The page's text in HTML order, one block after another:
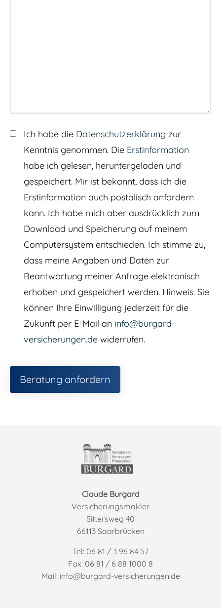
Ich habe die Datenschutzerklärung zur
Kenntnis genommen. Die Erstinformation
habe ich gelesen, heruntergeladen und
gespeichert. Mir ist bekannt, dass ich die
Erstinformation auch postalisch anfordern
kann. Ich habe mich aber ausdrücklich zum
Download und Speicherung auf meinem
Computersystem entschieden. Ich stimme zu,
dass meine Angaben und Daten zur
Beantwortung meiner Anfrage elektronisch
erhoben und gespeichert werden. Hinweis: Sie
können Ihre Einwilligung jederzeit für die
Zukunft per E-Mail an info@burgard-
versicherungen.de widerrufen.
Claude Burgard
Versicherungsmakler
Sittersweg 40
66113 Saarbrücken
Tel: 06 81 / 3 96 84 57
Fax: 06 81 / 6 88 1000 8
Mail: info@burgard-versicherungen.de